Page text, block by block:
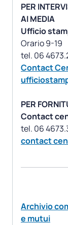
PER
AI MEDIA
Ufficio
Orario 9-19
Contact
PER
Contact
contact
Archivio
e mutui